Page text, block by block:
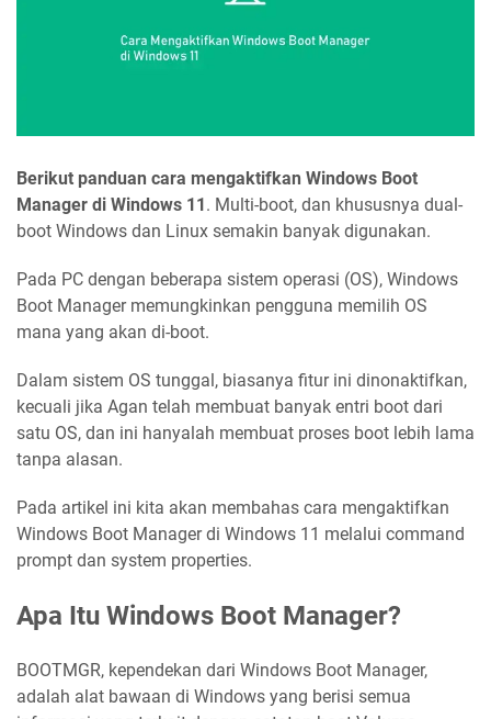
Berikut panduan cara mengaktifkan Windows Boot
Manager di Windows 11 . Multi-boot, dan khususnya dual-
boot Windows dan Linux semakin banyak digunakan.
Pada PC dengan beberapa sistem operasi (OS), Windows
Boot Manager memungkinkan pengguna memilih OS
mana yang akan di-boot.
Dalam sistem OS tunggal, biasanya fitur ini dinonaktifkan,
kecuali jika Agan telah membuat banyak entri boot dari
satu OS, dan ini hanyalah membuat proses boot lebih lama
tanpa alasan.
Pada artikel ini kita akan membahas cara mengaktifkan
Windows Boot Manager di Windows 11 melalui command
prompt dan system properties.
Apa Itu Windows Boot Manager?
BOOTMGR, kependekan dari Windows Boot Manager,
adalah alat bawaan di Windows yang berisi semua